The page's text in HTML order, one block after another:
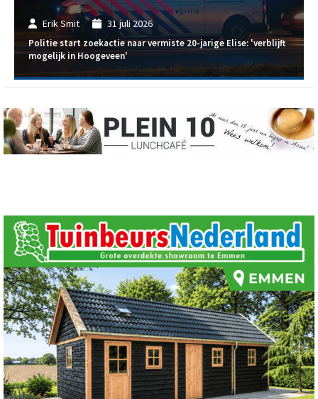
Erik Smit 31 juli 2026
Politie start zoekactie naar vermiste 20-jarige Elise: 'verblijft
mogelijk in Hoogeveen'